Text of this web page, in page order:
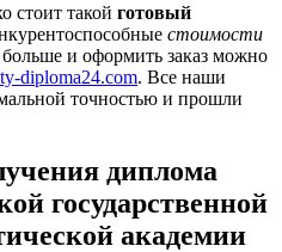
стоит такой готовый
стоимости
и оформить заказ можно
diploma24.com. Все наши
точностью и прошли
диплома
государственной
академии